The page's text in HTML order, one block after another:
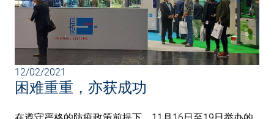
12/02/2021
困难重重，亦获成功